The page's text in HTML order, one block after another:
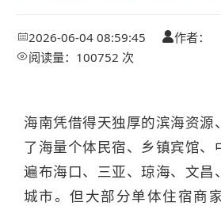
2026-06-04 08:59:45 作者：
阅读量：100752 次
海南凭借得天独厚的滨海资源
了海量个体民宿、乡镇宾馆、
遍布海口、三亚、琼海、文昌
城市。但大部分单体住宿商